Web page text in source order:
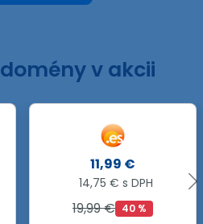
v akcii
17,49 €
21,51 € s DPH